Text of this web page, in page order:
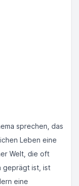
sprechen, das
Leben eine
Welt, die oft
geprägt ist, ist
eine